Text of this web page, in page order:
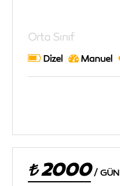
Orta Sınıf
Dizel Manuel
2000 / GÜN